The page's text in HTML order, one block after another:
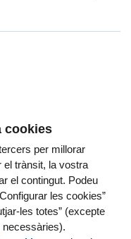
cookies
per millorar
el trànsit, la vostra
el contingut. Podeu
les cookies”
les totes” (excepte